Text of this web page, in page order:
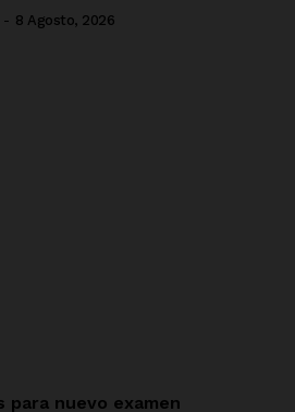
- 8 Agosto, 2026
para nuevo examen